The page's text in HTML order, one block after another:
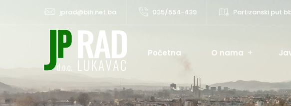
jprad@bih.net.ba 035/554-439 Partizanski put
Početna O nama